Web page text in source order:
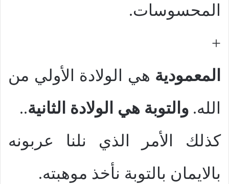
المحسوسات.
+
المعمودية هي الولادة الأولي من
الله. والتوبة هي الولادة الثانية..
كذلك الأمر الذي نلنا عربونه
بالايمان بالتوبة نأخذ موهبته.